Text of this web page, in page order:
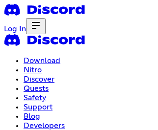
Log In
Download
Nitro
Discover
Quests
Safety
Support
Blog
Developers